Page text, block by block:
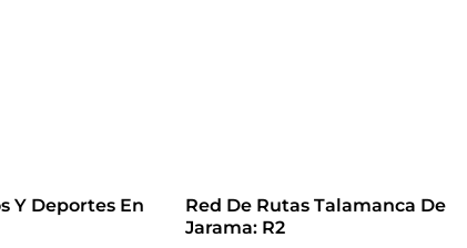
Y Deportes En
Red De Rutas Talamanca De
Jarama: R2